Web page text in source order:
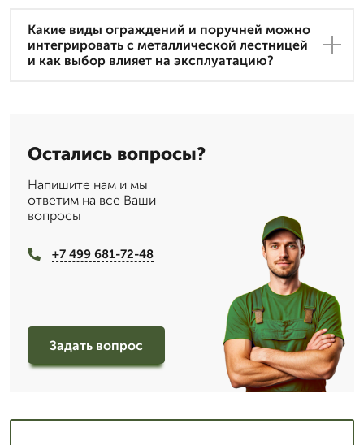
Какие виды ограждений и поручней можно
интегрировать с металлической лестницей
и как выбор влияет на эксплуатацию?
Остались вопросы?
Напишите нам и мы
ответим на все Ваши
вопросы
+7 499 681-72-48
Задать вопрос